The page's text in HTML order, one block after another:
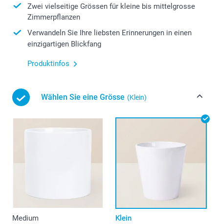
Zwei vielseitige Grössen für kleine bis mittelgrosse
Zimmerpflanzen
Verwandeln Sie Ihre liebsten Erinnerungen in einen
einzigartigen Blickfang
Produktinfos
Wählen Sie eine Grösse (Klein)
Medium Klein